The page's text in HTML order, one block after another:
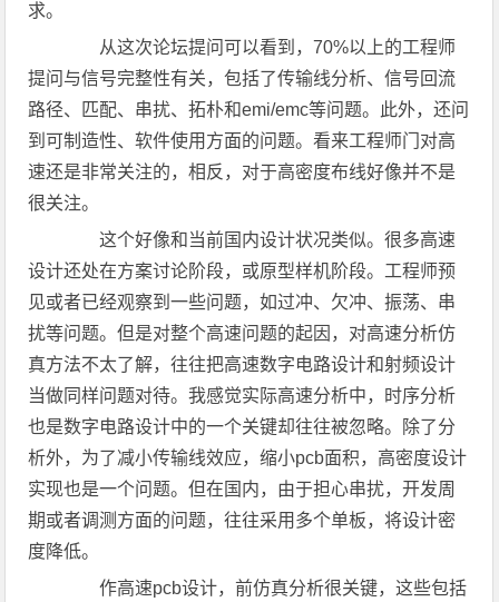
求。
从这次论坛提问可以看到，70%以上的工程师
提问与信号完整性有关，包括了传输线分析、信号回流
路径、匹配、串扰、拓朴和emi/emc等问题。此外，还问
到可制造性、软件使用方面的问题。看来工程师门对高
速还是非常关注的，相反，对于高密度布线好像并不是
很关注。
这个好像和当前国内设计状况类似。很多高速
设计还处在方案讨论阶段，或原型样机阶段。工程师预
见或者已经观察到一些问题，如过冲、欠冲、振荡、串
扰等问题。但是对整个高速问题的起因，对高速分析仿
真方法不太了解，往往把高速数字电路设计和射频设计
当做同样问题对待。我感觉实际高速分析中，时序分析
也是数字电路设计中的一个关键却往往被忽略。除了分
析外，为了减小传输线效应，缩小pcb面积，高密度设计
实现也是一个问题。但在国内，由于担心串扰，开发周
期或者调测方面的问题，往往采用多个单板，将设计密
度降低。
作高速pcb设计，前仿真分析很关键，这些包括